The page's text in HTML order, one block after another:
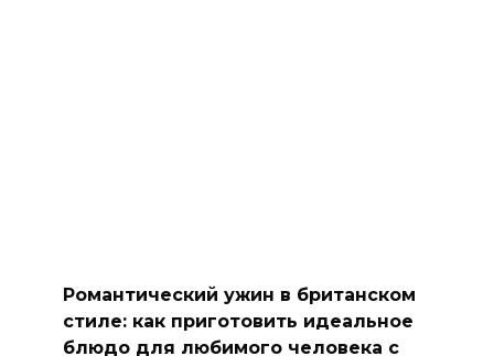
Романтический ужин в британском
стиле: как приготовить идеальное
блюдо для любимого человека с